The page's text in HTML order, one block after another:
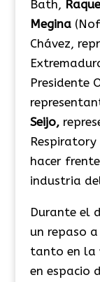
Bath,
Megina
Chávez,
Presidente
Seijo,
hacer
industria
Durante el
un repaso
tanto en la
en espacio